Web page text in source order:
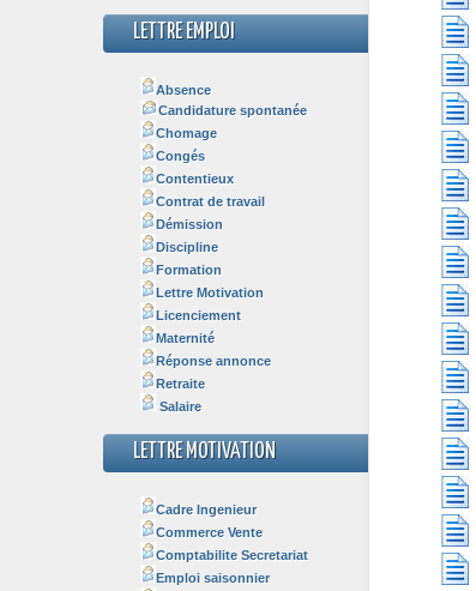
LETTRE EMPLOI
Absence
Candidature spontanée
Chomage
Congés
Contentieux
Contrat de travail
Démission
Discipline
Formation
Lettre Motivation
Licenciement
Maternité
Réponse annonce
Retraite
Salaire
LETTRE MOTIVATION
Cadre Ingenieur
Commerce Vente
Comptabilite Secretariat
Emploi saisonnier